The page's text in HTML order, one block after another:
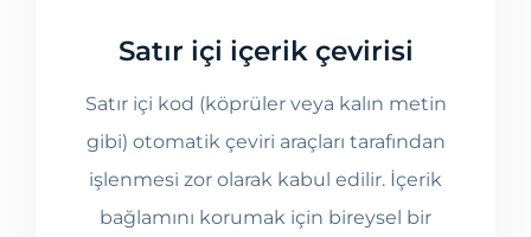
Satır içi içerik çevirisi
Satır içi kod (köprüler veya kalın metin
gibi) otomatik çeviri araçları tarafından
işlenmesi zor olarak kabul edilir. İçerik
bağlamını korumak için bireysel bir